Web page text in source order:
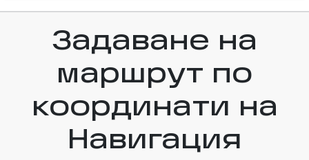
Задаване на
маршрут по
координати на
Навигация